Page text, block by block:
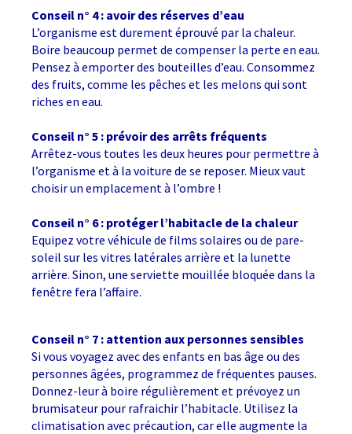
Conseil n° 4 : avoir des réserves d’eau
L’organisme est durement éprouvé par la chaleur.
Boire beaucoup permet de compenser la perte en eau.
Pensez à emporter des bouteilles d’eau. Consommez
des fruits, comme les pêches et les melons qui sont
riches en eau.
Conseil n° 5 : prévoir des arrêts fréquents
Arrêtez-vous toutes les deux heures pour permettre à
l’organisme et à la voiture de se reposer. Mieux vaut
choisir un emplacement à l’ombre !
Conseil n° 6 : protéger l’habitacle de la chaleur
Equipez votre véhicule de films solaires ou de pare-
soleil sur les vitres latérales arrière et la lunette
arrière. Sinon, une serviette mouillée bloquée dans la
fenêtre fera l’affaire.
Conseil n° 7 : attention aux personnes sensibles
Si vous voyagez avec des enfants en bas âge ou des
personnes âgées, programmez de fréquentes pauses.
Donnez-leur à boire régulièrement et prévoyez un
brumisateur pour rafraichir l’habitacle. Utilisez la
climatisation avec précaution, car elle augmente la